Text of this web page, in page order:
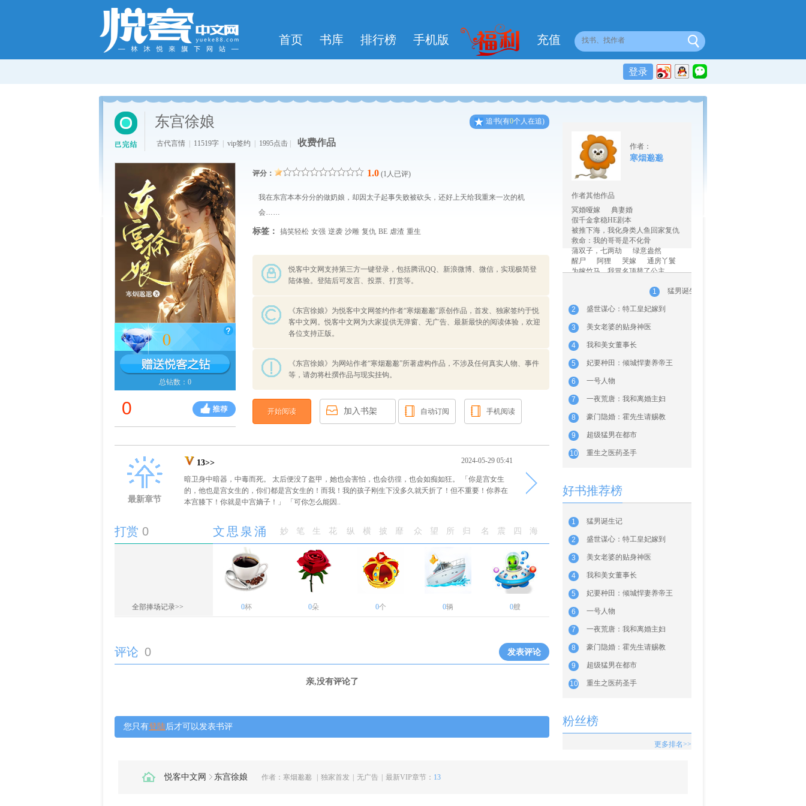
首页 书库 排行榜 手机版 充值
登录
追书(有0个人在追)
东宫徐娘
古代言情 11519字 vip签约 1995点击 收费作品
0
总钻数：0
0
评分： 1.0 (1人已评)
我在东宫本本分分的做奶娘，却因太子起事失败被砍头，还好上天给我重来一次的机
会……
标签： 搞笑轻松 女强 逆袭 沙雕 复仇 BE 虐渣 重生
悦客中文网支持第三方一键登录，包括腾讯QQ、新浪微博、微信，实现极简登
陆体验。登陆后可发言、投票、打赏等。
《东宫徐娘》为悦客中文网签约作者“寒烟邈邈”原创作品，首发、独家签约于悦
客中文网。悦客中文网为大家提供无弹窗、无广告、最新最快的阅读体验，欢迎
各位支持正版。
《东宫徐娘》为网站作者“寒烟邈邈”所著虚构作品，不涉及任何真实人物、事件
等，请勿将杜撰作品与现实挂钩。
开始阅读 加入书架 自动订阅 手机阅读
最新章节
2024-05-29 05:41
13>>
暗卫身中暗器，中毒而死。 太后便没了盔甲，她也会害怕，也会彷徨，也会如痴如狂。 「你是宫女生
的，他也是宫女生的，你们都是宫女生的！而我！我的孩子刚生下没多久就夭折了！但不重要！你养在
本宫膝下！你就是中宫嫡子！」 「可你怎么能因..
打赏 0 文思泉涌 妙笔生花 纵横披靡 众望所归 名震四海
全部捧场记录>> 0杯 0朵 0个 0辆 0艘
发表评论
评论 0
亲,没有评论了
您只有登陆后才可以发表书评
作者：
寒烟邈邈
作者其他作品
冥婚哑嫁
典妻婚
假千金拿稳HE剧本
被推下海，我化身类人鱼回家复仇
救命：我的哥哥是不化骨
蒲双子，七两劫
绿意盎然
醒尸
阿狸 哭嫁
通房丫鬟
为嫁竹马，我冒名顶替了公主
1 猛男诞生记
2 盛世谋心：特工皇妃嫁到
3 美女老婆的贴身神医
4 我和美女董事长
5 妃要种田：倾城悍妻养帝王
6 一号人物
7 一夜荒唐：我和离婚主妇
8 豪门隐婚：霍先生请赐教
9 超级猛男在都市
10 重生之医药圣手
好书推荐榜
1 猛男诞生记
2 盛世谋心：特工皇妃嫁到
3 美女老婆的贴身神医
4 我和美女董事长
5 妃要种田：倾城悍妻养帝王
6 一号人物
7 一夜荒唐：我和离婚主妇
8 豪门隐婚：霍先生请赐教
9 超级猛男在都市
10 重生之医药圣手
粉丝榜
更多排名>>
悦客中文网 东宫徐娘 作者： 寒烟邈邈 独家首发 无广告 最新VIP章节： 13